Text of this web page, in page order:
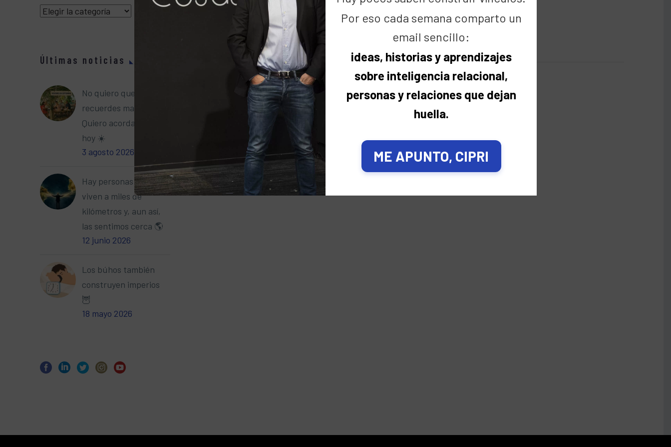
Categorías
Últimas noticias
No quiero que me
recuerdes mañana.
Quiero acordarme de ti
hoy ☀️
3 agosto 2026
Hay personas que
viven a miles de
kilómetros y, aun así,
las sentimos cerca 🌎
12 junio 2026
Los búhos también
construyen imperios
🦉
18 mayo 2026
Por eso cada semana comparto un
email sencillo:
ideas, historias y aprendizajes
sobre inteligencia relacional,
personas y relaciones que dejan
huella.
ME APUNTO, CIPRI